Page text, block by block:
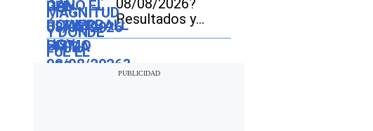
08/08/2026?
Resultados y
números
jackpot de $856
millones en EE.UU.